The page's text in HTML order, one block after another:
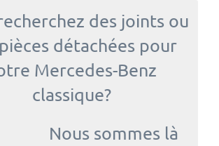
des joints ou
détachées pour
Mercedes-Benz
classique?
Nous sommes là